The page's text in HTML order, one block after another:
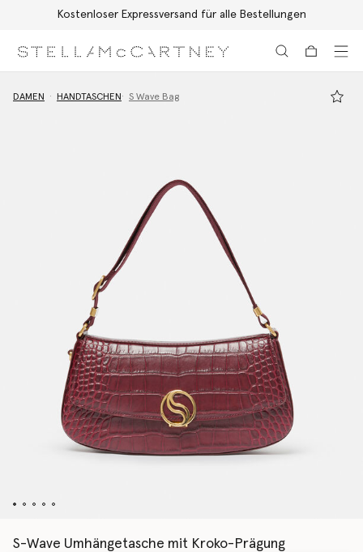
Kostenloser Expressversand für alle Bestellungen
DAMEN HANDTASCHEN S Wave Bag
S-Wave Umhängetasche mit Kroko-Prägung